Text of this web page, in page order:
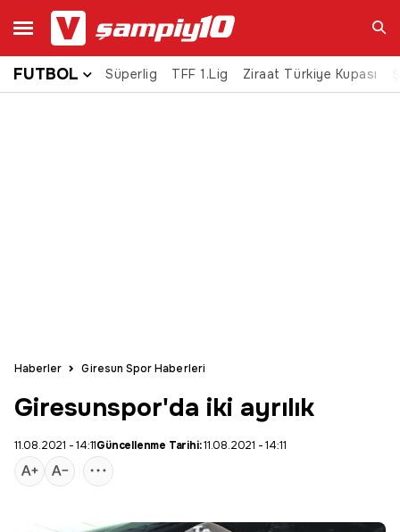
Ara
FUTBOL Süperlig TFF 1.Lig Ziraat Türkiye Kupası
Haberler Giresun Spor Haberleri
Giresunspor'da iki ayrılık
11.08.2021 - 14:11Güncellenme Tarihi:11.08.2021 - 14:11